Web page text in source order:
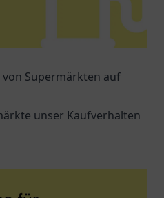
Supermärkten auf
unser Kaufverhalten